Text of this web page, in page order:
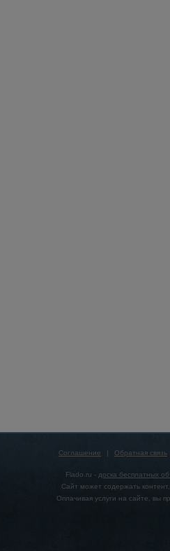
Соглашение | Обратная связь
Flado.ru - доска бесплатных
Сайт может содержать
Оплачивая услуги на сайте, вы